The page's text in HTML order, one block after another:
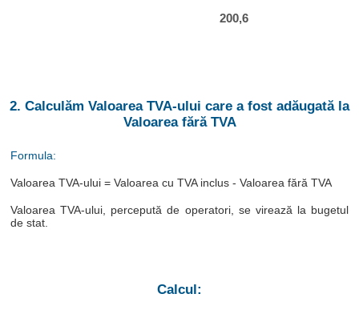
200,6
2. Calculăm Valoarea TVA-ului care a fost adăugată la
Valoarea fără TVA
Formula:
Valoarea TVA-ului = Valoarea cu TVA inclus - Valoarea fără TVA
Valoarea TVA-ului, percepută de operatori, se virează la bugetul
de stat.
Calcul: